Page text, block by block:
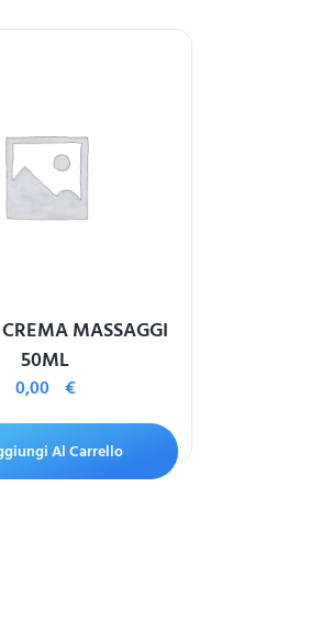
MASSAGGI
50ML
0,00 €
Al Carrello